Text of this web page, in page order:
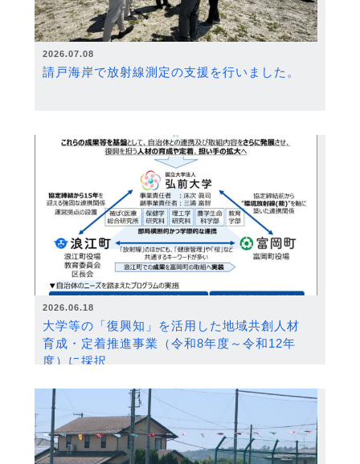
2026.07.08
請戸海岸で放射線測定の支援を行いました。
2026.06.18
大学等の「復興知」を活用した地域共創人材
育成・定着推進事業（令和8年度～令和12年
度）に採択